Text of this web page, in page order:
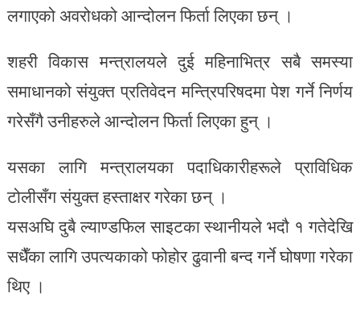
लगाएको अवरोधको आन्दोलन फिर्ता लिएका छन् ।
शहरी विकास मन्त्रालयले दुई महिनाभित्र सबै समस्या
समाधानको संयुक्त प्रतिवेदन मन्त्रिपरिषदमा पेश गर्ने निर्णय
गरेसँगै उनीहरुले आन्दोलन फिर्ता लिएका हुन् ।
यसका लागि मन्त्रालयका पदाधिकारीहरूले प्राविधिक
टोलीसँग संयुक्त हस्ताक्षर गरेका छन् ।
यसअघि दुबै ल्याण्डफिल साइटका स्थानीयले भदौ १ गतेदेखि
सधैँका लागि उपत्यकाको फोहोर ढुवानी बन्द गर्ने घोषणा गरेका
थिए ।